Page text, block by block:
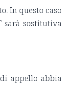
In questo caso
sarà sostitutiva
appello abbia